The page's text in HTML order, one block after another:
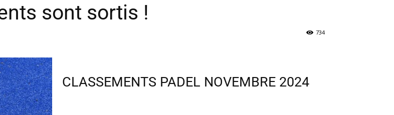
sont sortis !
734
CLASSEMENTS PADEL NOVEMBRE 2024